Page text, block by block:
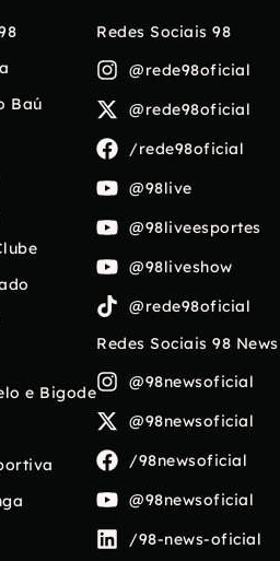
Baú
e Bigode
Redes Sociais 98
@rede98oficial
@rede98oficial
/rede98oficial
@98live
@98liveesportes
@98liveshow
@rede98oficial
Redes Sociais 98 News
@98newsoficial
@98newsoficial
/98newsoficial
@98newsoficial
/98-news-oficial